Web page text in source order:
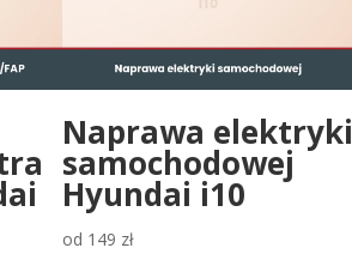
Naprawa elektryki
samochodowej
Hyundai i10
od 149 zł